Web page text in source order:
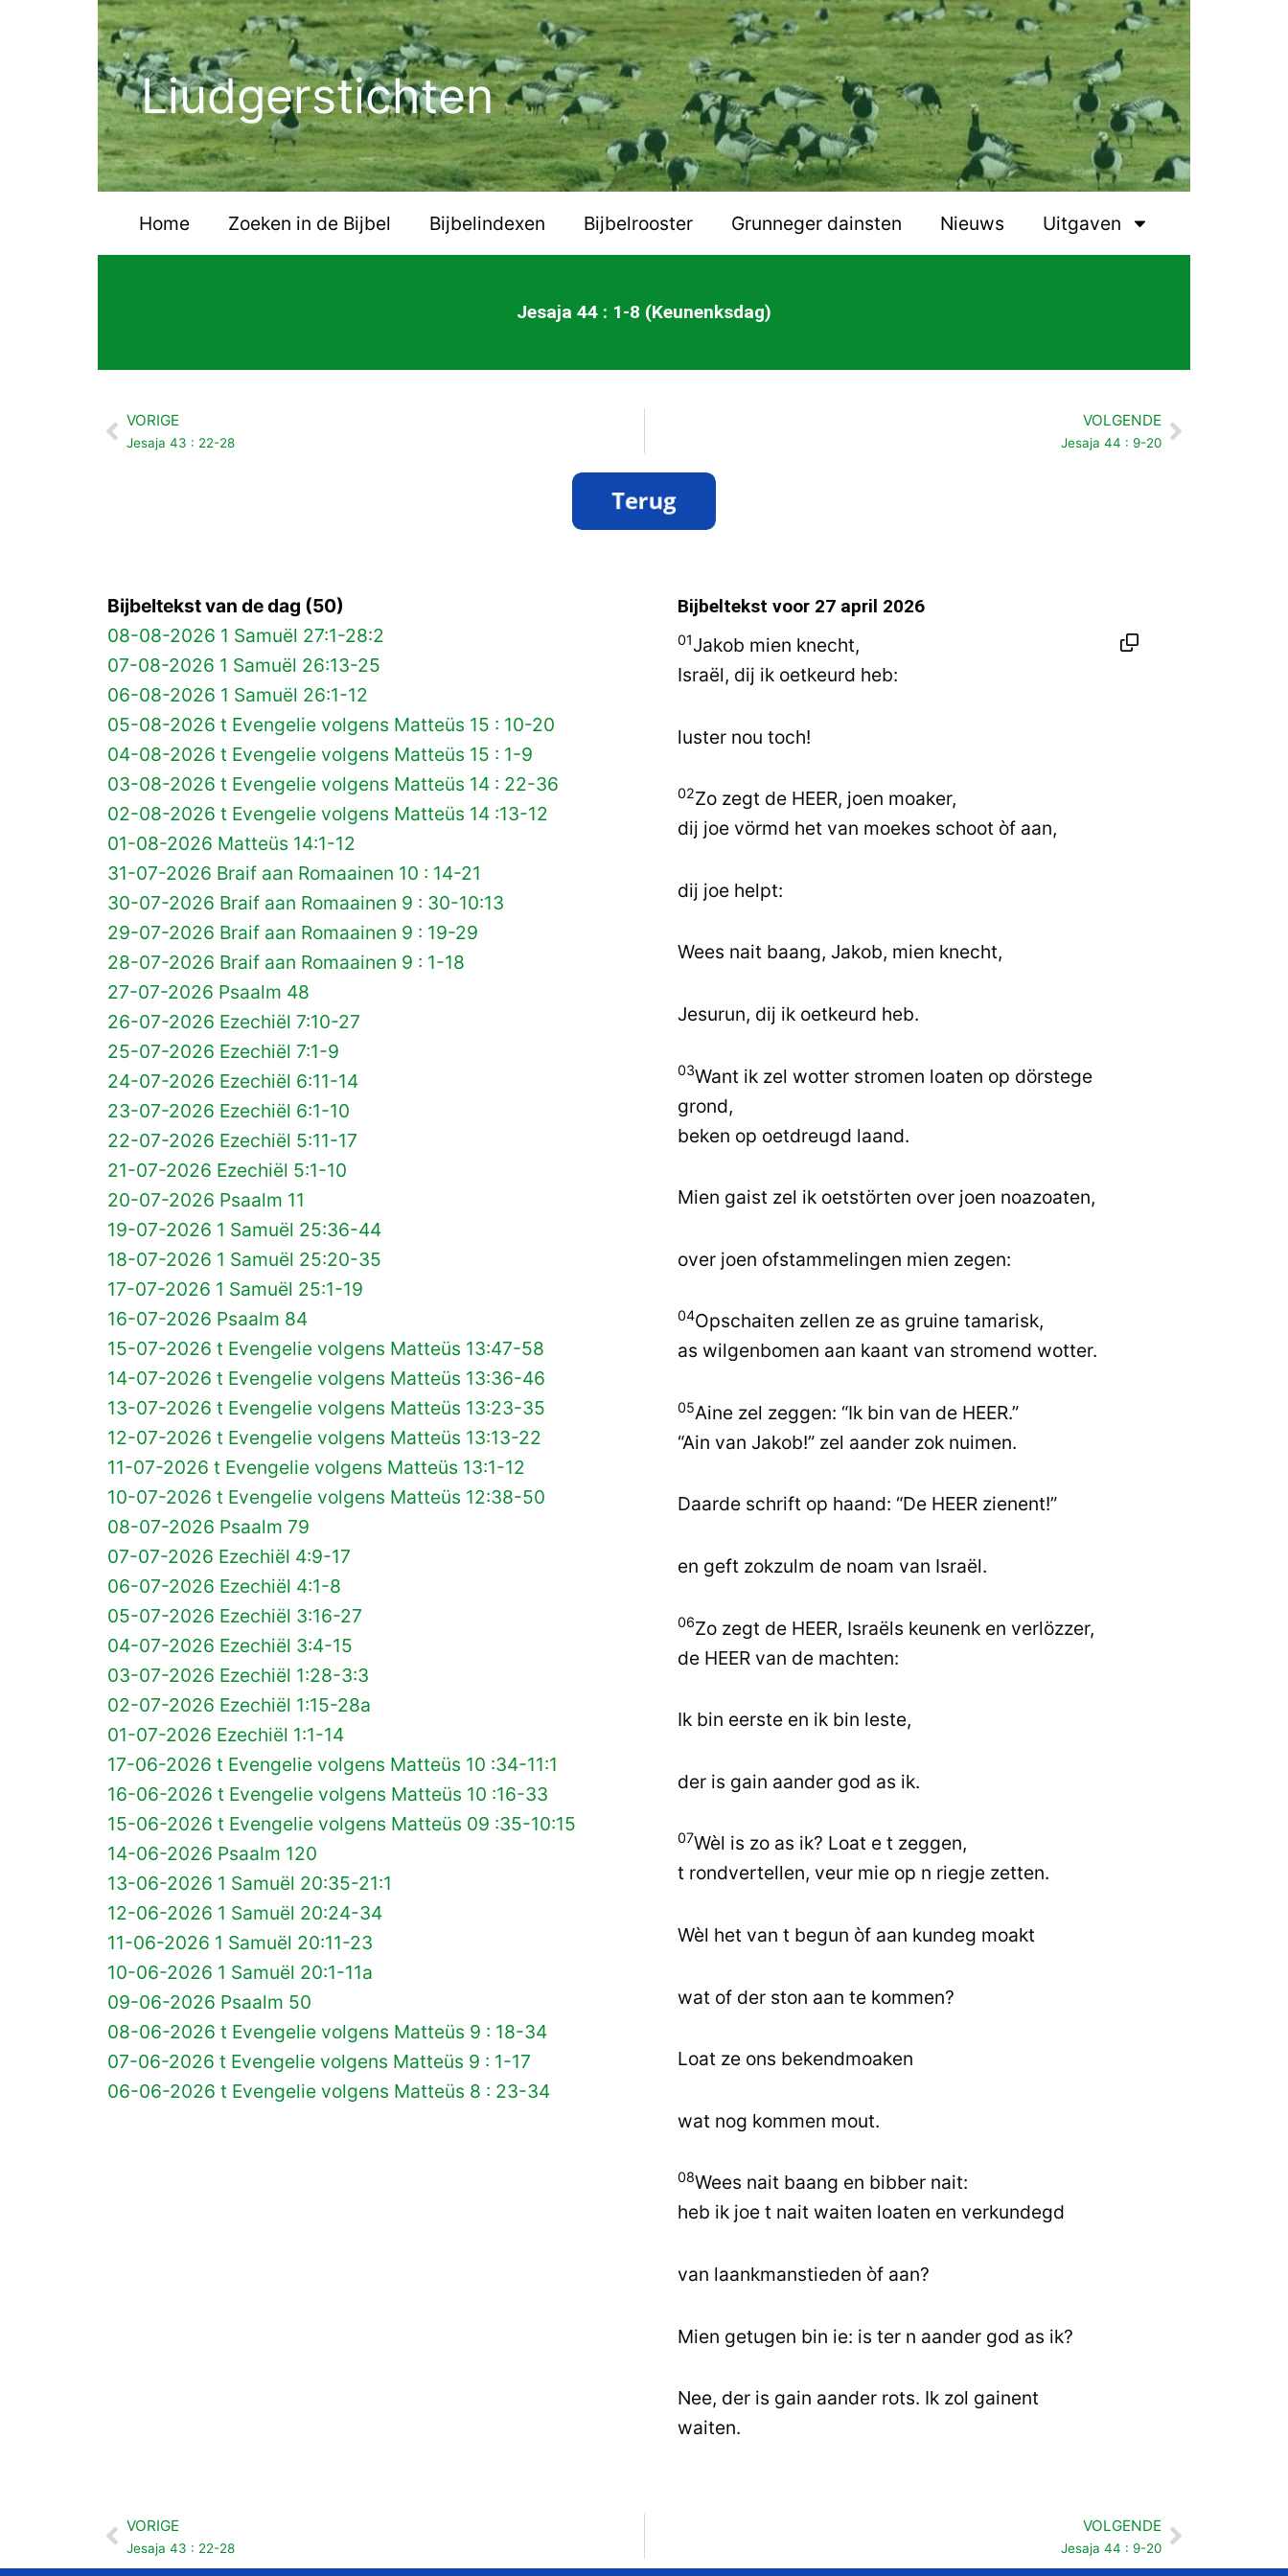
Liudgerstichten
Home Zoeken in de Bijbel Bijbelindexen Bijbelrooster Grunneger dainsten Nieuws Uitgaven
Jesaja 44 : 1-8 (Keunenksdag)
Vorige
VORIGE
Jesaja 43 : 22-28
VOLGENDE
Jesaja 44 : 9-20Volgende
Bijbeltekst van de dag (50)
08-08-2026 1 Samuël 27:1-28:2
07-08-2026 1 Samuël 26:13-25
06-08-2026 1 Samuël 26:1-12
05-08-2026 t Evengelie volgens Matteüs 15 : 10-20
04-08-2026 t Evengelie volgens Matteüs 15 : 1-9
03-08-2026 t Evengelie volgens Matteüs 14 : 22-36
02-08-2026 t Evengelie volgens Matteüs 14 :13-12
01-08-2026 Matteüs 14:1-12
31-07-2026 Braif aan Romaainen 10 : 14-21
30-07-2026 Braif aan Romaainen 9 : 30-10:13
29-07-2026 Braif aan Romaainen 9 : 19-29
28-07-2026 Braif aan Romaainen 9 : 1-18
27-07-2026 Psaalm 48
26-07-2026 Ezechiël 7:10-27
25-07-2026 Ezechiël 7:1-9
24-07-2026 Ezechiël 6:11-14
23-07-2026 Ezechiël 6:1-10
22-07-2026 Ezechiël 5:11-17
21-07-2026 Ezechiël 5:1-10
20-07-2026 Psaalm 11
19-07-2026 1 Samuël 25:36-44
18-07-2026 1 Samuël 25:20-35
17-07-2026 1 Samuël 25:1-19
16-07-2026 Psaalm 84
15-07-2026 t Evengelie volgens Matteüs 13:47-58
14-07-2026 t Evengelie volgens Matteüs 13:36-46
13-07-2026 t Evengelie volgens Matteüs 13:23-35
12-07-2026 t Evengelie volgens Matteüs 13:13-22
11-07-2026 t Evengelie volgens Matteüs 13:1-12
10-07-2026 t Evengelie volgens Matteüs 12:38-50
08-07-2026 Psaalm 79
07-07-2026 Ezechiël 4:9-17
06-07-2026 Ezechiël 4:1-8
05-07-2026 Ezechiël 3:16-27
04-07-2026 Ezechiël 3:4-15
03-07-2026 Ezechiël 1:28-3:3
02-07-2026 Ezechiël 1:15-28a
01-07-2026 Ezechiël 1:1-14
17-06-2026 t Evengelie volgens Matteüs 10 :34-11:1
16-06-2026 t Evengelie volgens Matteüs 10 :16-33
15-06-2026 t Evengelie volgens Matteüs 09 :35-10:15
14-06-2026 Psaalm 120
13-06-2026 1 Samuël 20:35-21:1
12-06-2026 1 Samuël 20:24-34
11-06-2026 1 Samuël 20:11-23
10-06-2026 1 Samuël 20:1-11a
09-06-2026 Psaalm 50
08-06-2026 t Evengelie volgens Matteüs 9 : 18-34
07-06-2026 t Evengelie volgens Matteüs 9 : 1-17
06-06-2026 t Evengelie volgens Matteüs 8 : 23-34
Bijbeltekst voor 27 april 2026
01Jakob mien knecht,
Israël, dij ik oetkeurd heb:
luster nou toch!
02Zo zegt de HEER, joen moaker,
dij joe vörmd het van moekes schoot òf aan,
dij joe helpt:
Wees nait baang, Jakob, mien knecht,
Jesurun, dij ik oetkeurd heb.
03Want ik zel wotter stromen loaten op dörstege
grond,
beken op oetdreugd laand.
Mien gaist zel ik oetstörten over joen noazoaten,
over joen ofstammelingen mien zegen:
04Opschaiten zellen ze as gruine tamarisk,
as wilgenbomen aan kaant van stromend wotter.
05Aine zel zeggen: “Ik bin van de HEER.”
“Ain van Jakob!” zel aander zok nuimen.
Daarde schrift op haand: “De HEER zienent!”
en geft zokzulm de noam van Israël.
06Zo zegt de HEER, Israëls keunenk en verlözzer,
de HEER van de machten:
Ik bin eerste en ik bin leste,
der is gain aander god as ik.
07Wèl is zo as ik? Loat e t zeggen,
t rondvertellen, veur mie op n riegje zetten.
Wèl het van t begun òf aan kundeg moakt
wat of der ston aan te kommen?
Loat ze ons bekendmoaken
wat nog kommen mout.
08Wees nait baang en bibber nait:
heb ik joe t nait waiten loaten en verkundegd
van laankmanstieden òf aan?
Mien getugen bin ie: is ter n aander god as ik?
Nee, der is gain aander rots. Ik zol gainent
waiten.
Vorige
VORIGE
Jesaja 43 : 22-28
VOLGENDE
Jesaja 44 : 9-20Volgende